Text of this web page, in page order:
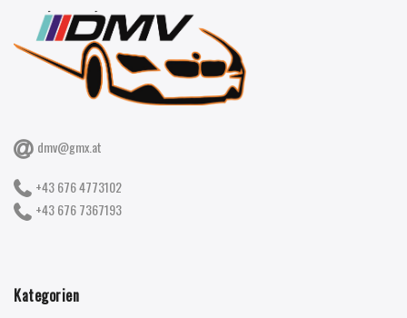
dmv@gmx.at
+43 676 4773102
+43 676 7367193
Kategorien